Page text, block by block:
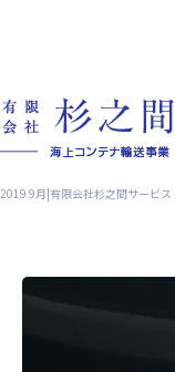
2019 9月|有限会社杉之間サービス